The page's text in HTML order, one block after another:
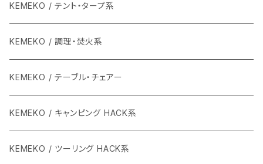
KEMEKO / テント・タープ系
KEMEKO / 調理・焚火系
KEMEKO / テーブル・チェアー
KEMEKO / キャンピング HACK系
KEMEKO / ツーリング HACK系